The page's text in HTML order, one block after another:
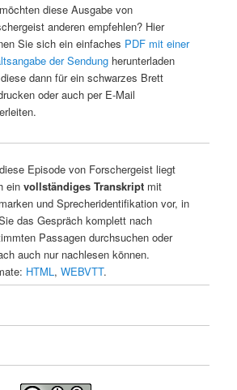
diese Ausgabe von
anderen empfehlen? Hier
Sie sich ein einfaches PDF mit einer
der Sendungherunterladen
dann für ein schwarzes Brett
oder auch per E-Mail
Episode von Forschergeist liegt
ein vollständiges Transkriptmit
und Sprecheridentifikation vor, in
das Gespräch komplett nach
Passagen durchsuchen oder
auch nur nachlesen können.
HTML , WEBVTT.